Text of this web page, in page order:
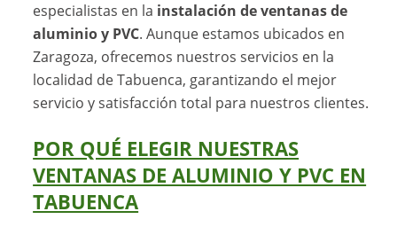
especialistas en la instalación de ventanas de
aluminio y PVC. Aunque estamos ubicados en
Zaragoza, ofrecemos nuestros servicios en la
localidad de Tabuenca, garantizando el mejor
servicio y satisfacción total para nuestros clientes.
POR QUÉ ELEGIR NUESTRAS
VENTANAS DE ALUMINIO Y PVC EN
TABUENCA